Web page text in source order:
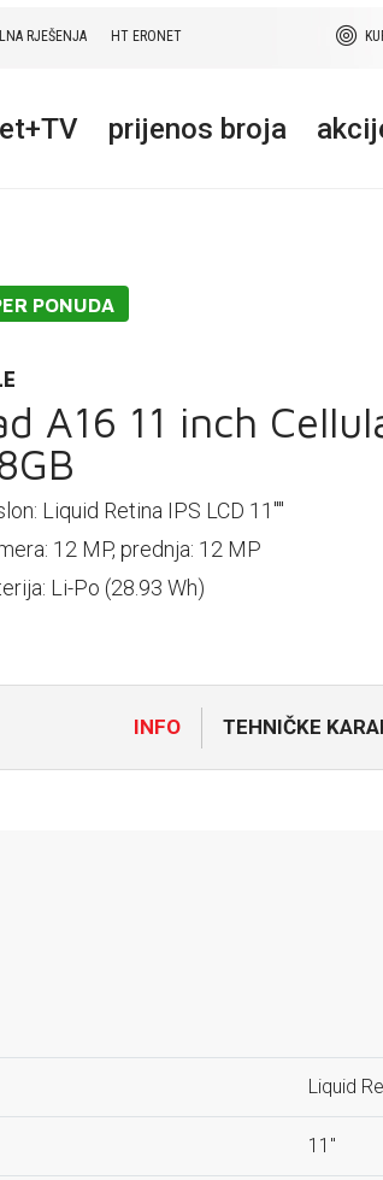
RJEŠENJA HT ERONET
prijenos broja
PONUDA
A16 11 inch
Liquid Retina IPS LCD 11''''
12 MP, prednja: 12 MP
Li-Po (28.93 Wh)
INFO TEHNIČKE
Liquid
11"